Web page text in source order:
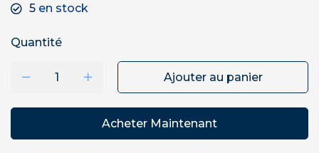
5 en stock
Quantité
Ajouter au panier
Acheter Maintenant